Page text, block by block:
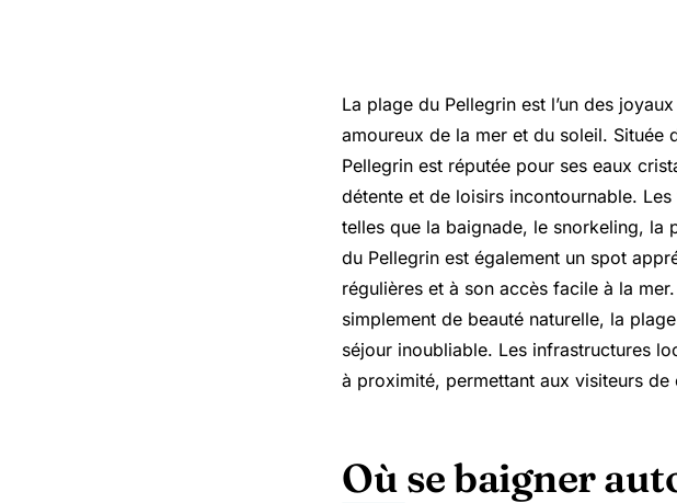
La plage du Pellegrin est l’un des
amoureux de la mer et du soleil. Située
Pellegrin est réputée pour ses eaux
détente et de loisirs incontournable.
telles que la baignade, le snorkeling, la
du Pellegrin est également un spot
régulières et à son accès facile à la
simplement de beauté naturelle, la
séjour inoubliable. Les infrastructures
à proximité, permettant aux visiteurs
Où se baigner